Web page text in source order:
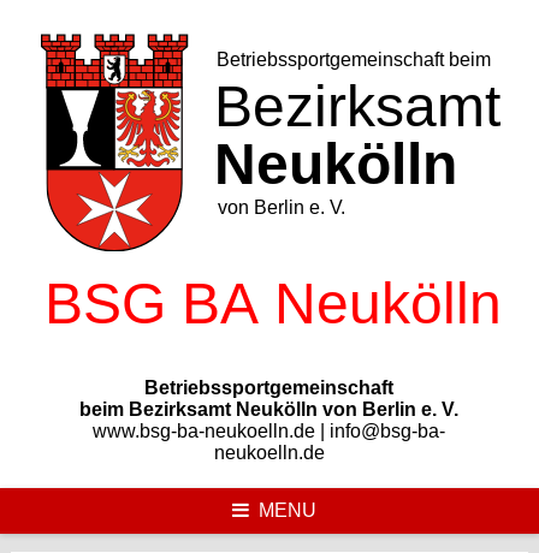
content
Betriebssportgemeinschaft
beim Bezirksamt Neukölln von Berlin e. V.
www.bsg-ba-neukoelln.de | info@bsg-ba-
neukoelln.de
MENU